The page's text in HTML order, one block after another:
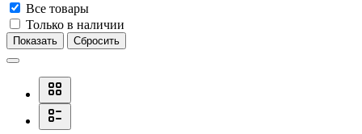
Все товары
Только в наличии
Показать Сбросить